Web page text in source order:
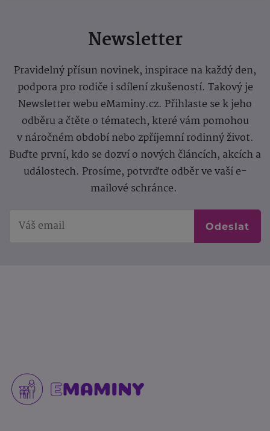
Newsletter
Pravidelný přísun novinek, inspirace na každý den,
podpora pro rodiče i sdílení zkušeností. Takový je
Newsletter webu eMaminy.cz. Přihlaste se k jeho
odběru a čtěte o tématech, které vám pomohou
v náročném období nebo zpříjemní rodinný život.
Buďte první, kdo se dozví o nových článcích, akcích a
událostech. Prosíme, potvrďte odběr ve vaší e-
mailové schránce.
Odeslat